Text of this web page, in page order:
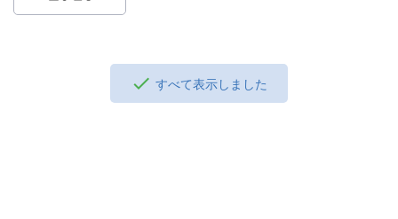
すべて表示しました